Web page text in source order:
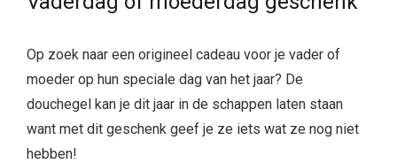
Op zoek naar een origineel cadeau voor je vader of
moeder op hun speciale dag van het jaar? De
douchegel kan je dit jaar in de schappen laten staan
want met dit geschenk geef je ze iets wat ze nog niet
hebben!